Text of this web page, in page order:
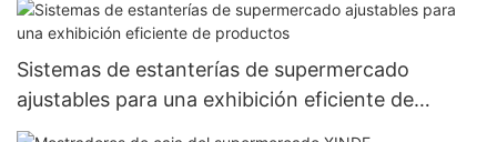
Sistemas de estanterías de supermercado
ajustables para una exhibición eficiente de
productos